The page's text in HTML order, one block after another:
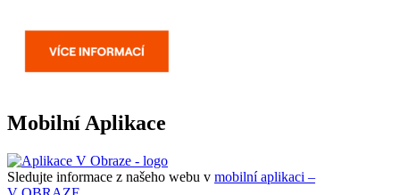
Mobilní Aplikace
Sledujte informace z našeho webu v mobilní aplikaci –